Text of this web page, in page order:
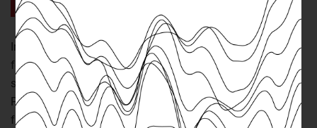
nella città metropolitana di Roma.
In questa città metropolitana la popolazione minorile è in
forte crescita (+7,31% tra 2012 e 2018). Si tratta del
secondo maggior aumento in Italia dopo la provincia di
Parma (+7,59%). Un dato importante anche alla luce del
fatto che nello stesso periodo i minori in Italia sono